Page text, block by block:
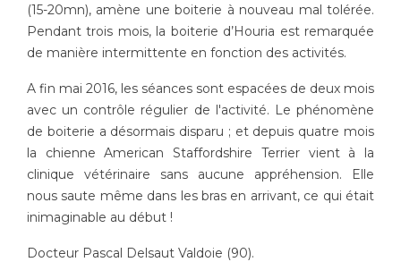
(15-20mn), amène une boiterie à nouveau mal tolérée.
Pendant trois mois, la boiterie d’Houria est remarquée
de manière intermittente en fonction des activités.
A fin mai 2016, les séances sont espacées de deux mois
avec un contrôle régulier de l'activité. Le phénomène
de boiterie a désormais disparu ; et depuis quatre mois
la chienne American Staffordshire Terrier vient à la
clinique vétérinaire sans aucune appréhension. Elle
nous saute même dans les bras en arrivant, ce qui était
inimaginable au début !
Docteur Pascal Delsaut Valdoie (90).